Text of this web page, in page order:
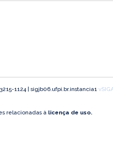
1124 | sigjb06.ufpi.br.instancia1
relacionadas à licença de uso.